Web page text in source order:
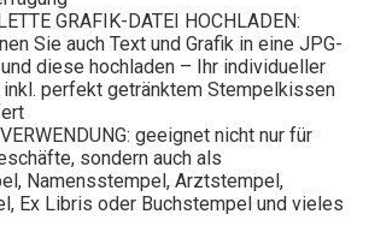
GRAFIK-DATEI HOCHLADEN:
Sie auch Text und Grafik in eine JPG-
diese hochladen – Ihr individueller
perfekt getränktem Stempelkissen
geeignet nicht nur für
sondern auch als
Namensstempel, Arztstempel,
Ex Libris oder Buchstempel und vieles